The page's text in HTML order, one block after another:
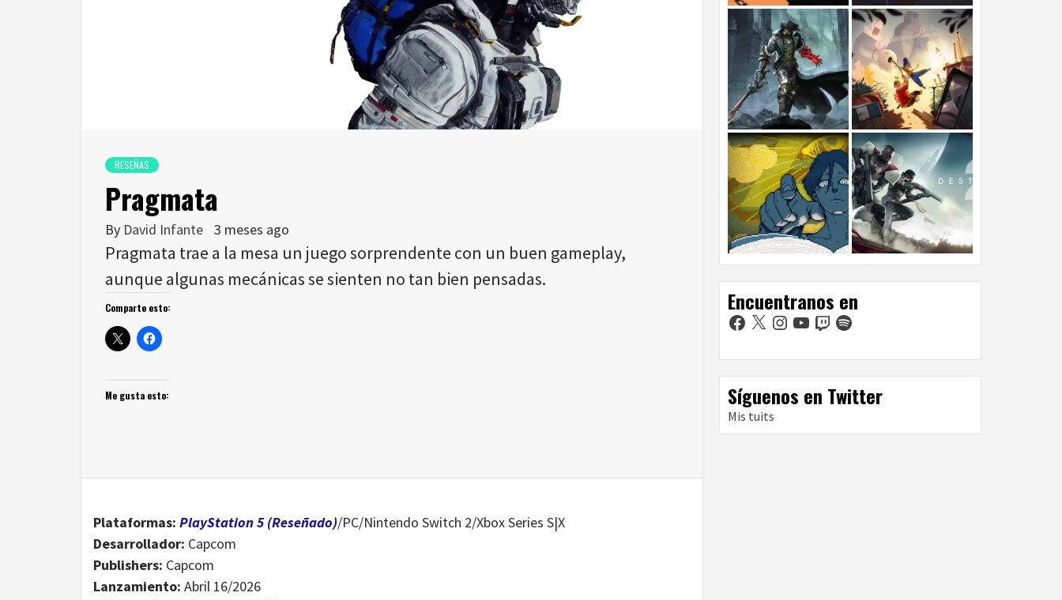
RESEÑAS
Pragmata
By David Infante 3 meses ago
Pragmata trae a la mesa un juego sorprendente con un buen gameplay,
aunque algunas mecánicas se sienten no tan bien pensadas.
Comparte esto:
Me gusta esto:
Plataformas: PlayStation 5 (Reseñado)/PC/Nintendo Switch 2/Xbox Series S|X
Desarrollador: Capcom
Publishers: Capcom
Lanzamiento: Abril 16/2026
Encuentranos en
Facebook
X Instagram
YouTubeTwitchSpotify
Síguenos en Twitter
Mis tuits